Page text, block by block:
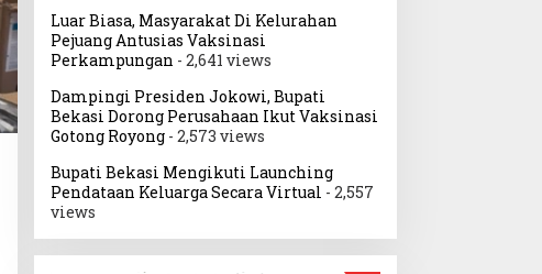
Luar Biasa, Masyarakat Di Kelurahan
Pejuang Antusias Vaksinasi
Perkampungan - 2,641 views
Dampingi Presiden Jokowi, Bupati
Bekasi Dorong Perusahaan Ikut Vaksinasi
Gotong Royong- 2,573 views
Bupati Bekasi Mengikuti Launching
Pendataan Keluarga Secara Virtual - 2,557
views